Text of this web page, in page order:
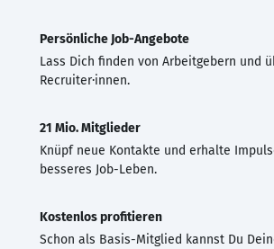
Persönliche Job-Angebote
Lass Dich finden von Arbeitgebern und
Recruiter·innen.
21 Mio. Mitglieder
Knüpf neue Kontakte und erhalte
besseres Job-Leben.
Kostenlos profitieren
Schon als Basis-Mitglied kannst Du